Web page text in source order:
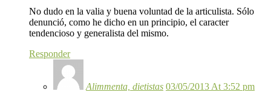
No dudo en la valia y buena voluntad de la articulista. Sólo
denunció, como he dicho en un principio, el caracter
tendencioso y generalista del mismo.
Responder
Alimmenta, dietistas 03/05/2013 At 3:52 pm